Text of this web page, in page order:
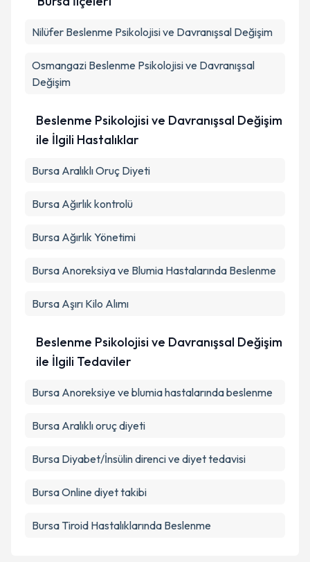
Metni'ni okudum ve kişisel verilerimin belirtilen
Nilüfer Beslenme Psikolojisi ve Davranışsal Değişim
Osmangazi Beslenme Psikolojisi ve Davranışsal
Değişim
Beslenme Psikolojisi ve Davranışsal Değişim
ile İlgili Hastalıklar
Bursa Aralıklı Oruç Diyeti
Bursa Ağırlık kontrolü
Bursa Ağırlık Yönetimi
Bursa Anoreksiya ve Blumia Hastalarında Beslenme
Bursa Aşırı Kilo Alımı
Beslenme Psikolojisi ve Davranışsal Değişim
ile İlgili Tedaviler
Bursa Anoreksiye ve blumia hastalarında beslenme
Bursa Aralıklı oruç diyeti
Bursa Diyabet/İnsülin direnci ve diyet tedavisi
Bursa Online diyet takibi
Bursa Tiroid Hastalıklarında Beslenme